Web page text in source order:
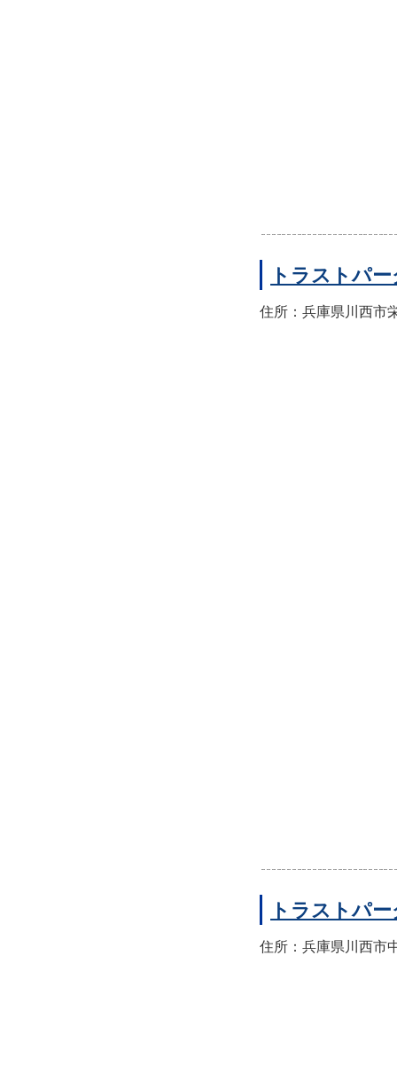
トラストパ
住所：兵庫県川西市
トラストパ
住所：兵庫県川西市